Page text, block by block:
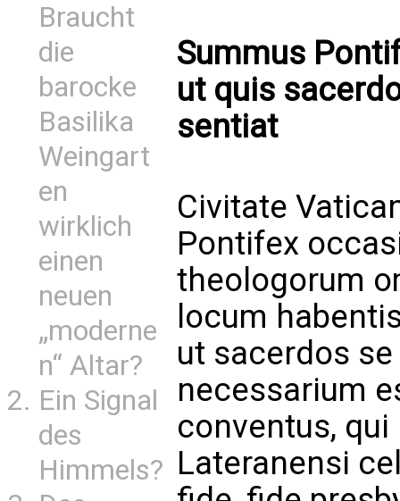
Braucht
die
barocke
Basilika
Weingart
en
wirklich
einen
neuen
„moderne
n“ Altar?
Ein Signal
des
Himmels?
Summus
ut quis
sentiat
Civitate
Pontifex
theologorum
locum
ut sacerdos
necessarium
conventus,
Lateranensi